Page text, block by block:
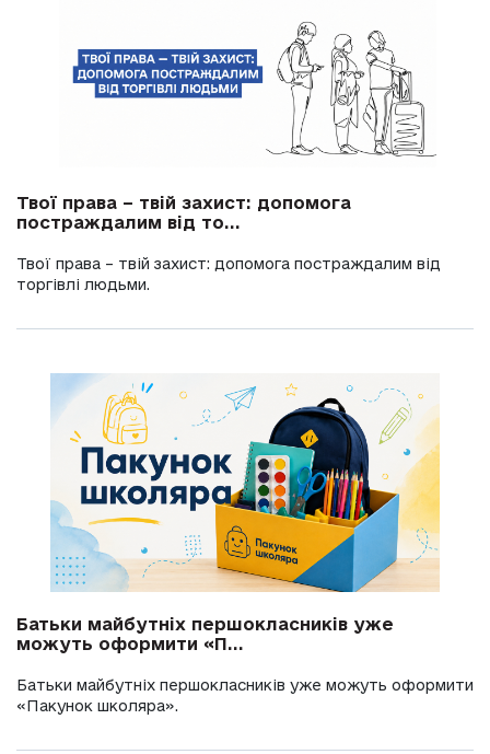
Твої права – твій захист: допомога
постраждалим від то...
Твої права – твій захист: допомога постраждалим від
торгівлі людьми.
Батьки майбутніх першокласників уже
можуть оформити «П...
Батьки майбутніх першокласників уже можуть оформити
«Пакунок школяра».